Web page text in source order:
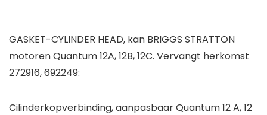
GASKET-CYLINDER HEAD, kan BRIGGS STRATTON
motoren Quantum 12A, 12B, 12C. Vervangt herkomst
272916, 692249:
Cilinderkopverbinding, aanpasbaar Quantum 12 A, 12